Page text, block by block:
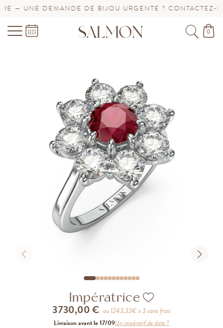
— UNE DEMANDE DE BIJOU URGENTE ? CONTACTEZ-
0
Impératrice
3 730,00 € ou1243.33€ x 3 sans frais
Livraison avant le 17/09Un impératif de date ?